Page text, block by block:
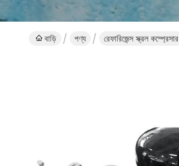
বাড়ি পণ্য রেফারিজেন্স স্ক্রল কম্প্রেসার